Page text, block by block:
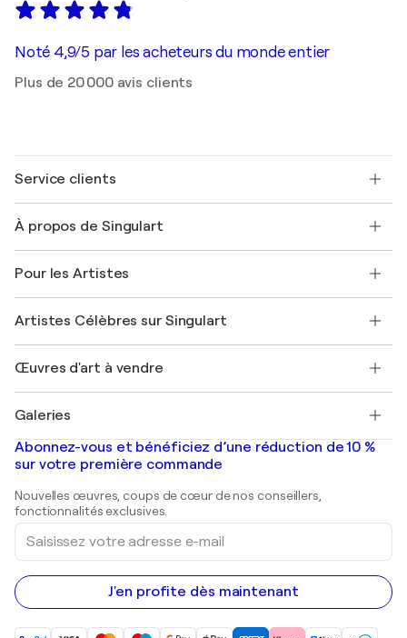
Noté 4,9/5 par les acheteurs du monde entier
Plus de 20 000 avis clients
Service clients
Expédition
Offrir une carte cadeau
Rejoignez notre programme commercial
Mon compte
+33 1 76 44 06 42
À propos de Singulart
FAQ
Magazine Singulart
Emplois
Découvrez une sélection d'art original
Pour les Artistes
Se connecter en tant qu'Artiste
Artistes Célèbres sur Singulart
Marc Chagall
Banksy
Mr. Brainwash
Shepard Fairey
Œuvres d'art à vendre
Tableaux abstraits à vendre
Peintures de paysage
Estampes
Peintures acryliques
Galeries
Galeries d'art en France
Galeries d'art en Belgique
Abonnez-vous et bénéficiez d’une réduction de 10 %
sur votre première commande
Nouvelles œuvres, coups de cœur de nos conseillers,
fonctionnalités exclusives.
Saisissez
votre
adresse
e-
mail
J'en profite dès maintenant